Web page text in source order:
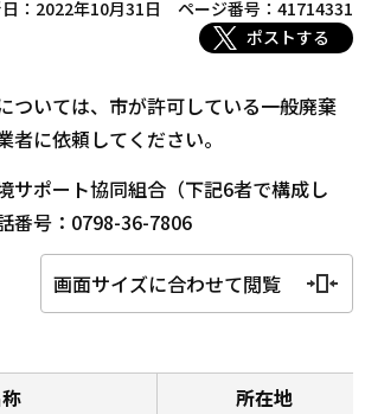
：2022年10月31日
ページ番号：41714331
ポストする
ついては、市が許可している一般廃棄
者に依頼してください。
サポート協同組合（下記6者で構成し
番号：0798-36-7806
画面サイズに合わせて閲覧
所在地